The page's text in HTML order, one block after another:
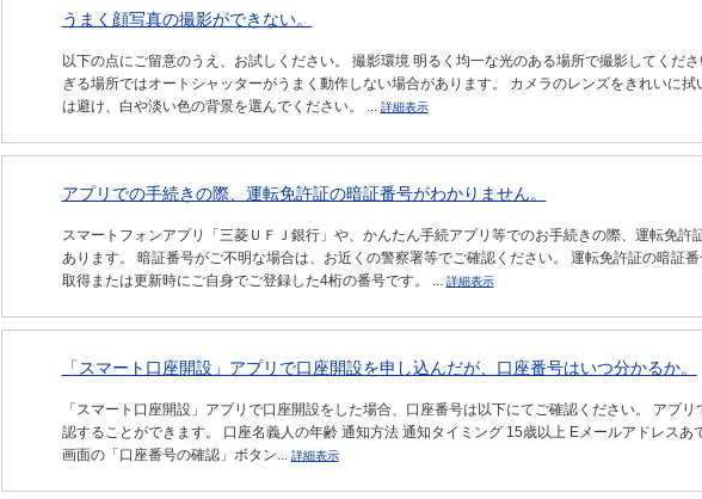
うまく顔写真の撮影ができない。
以下の点にご留意のうえ、お試しください。 撮影環境 明るく均一な光のある場所で撮影してくだ
ぎる場所ではオートシャッターがうまく動作しない場合があります。 カメラのレンズをきれいに
は避け、白や淡い色の背景を選んでください。 ... 詳細表示
アプリでの手続きの際、運転免許証の暗証番号がわかりません。
スマートフォンアプリ「三菱ＵＦＪ銀行」や、かんたん手続アプリ等でのお手続きの際、運転免許
あります。 暗証番号がご不明な場合は、お近くの警察署等でご確認ください。 運転免許証の暗証
取得または更新時にご自身でご登録した4桁の番号です。 ... 詳細表示
「スマート口座開設」アプリで口座開設を申し込んだが、口座番号はいつ分かるか。
「スマート口座開設」アプリで口座開設をした場合、口座番号は以下にてご確認ください。 アプ
認することができます。 口座名義人の年齢 通知方法 通知タイミング 15歳以上 Eメールアドレスあ
画面の「口座番号の確認」ボタン... 詳細表示